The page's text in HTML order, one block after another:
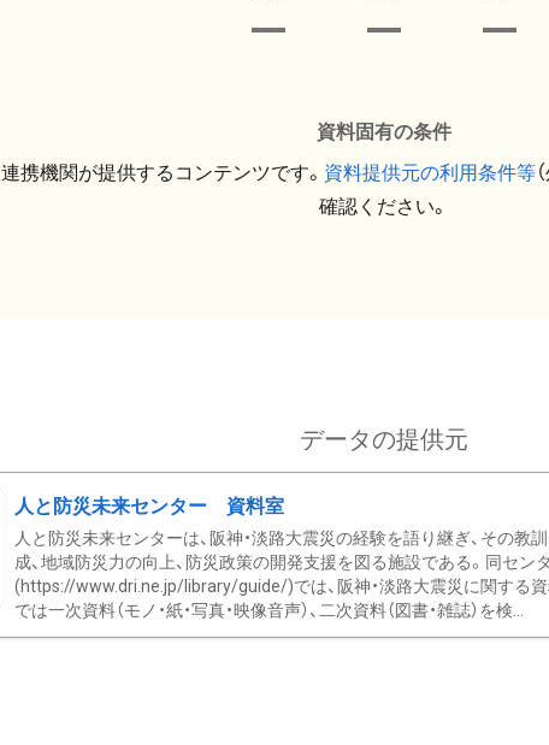
資料固有の条件
連携機関が提供するコンテンツです。 資料提供元の利用条件等
確認ください。
データの提供元
人と防災未来センター 資料室
人と防災未来センターは、阪神・淡路大震災の経験を語り継ぎ、その教
成、地域防災力の向上、防災政策の開発支援を図る施設である。同セン
(https://www.dri.ne.jp/library/guide/)では、阪神・淡路大震災に関する資
では一次資料（モノ・紙・写真・映像音声）、二次資料（図書・雑誌）を検...